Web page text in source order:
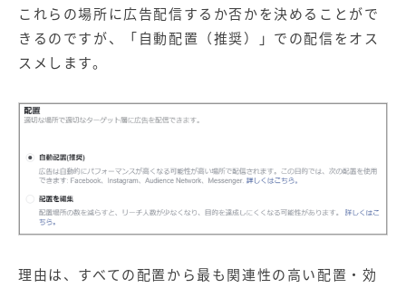
これらの場所に広告配信するか否かを決めることがで
きるのですが、「自動配置（推奨）」での配信をオス
スメします。
理由は、すべての配置から最も関連性の高い配置・効